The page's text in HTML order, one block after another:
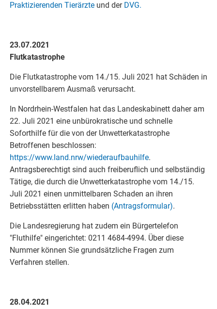
Praktizierenden Tierärzte und der DVG.
23.07.2021
Flutkatastrophe
Die Flutkatastrophe vom 14./15. Juli 2021 hat Schäden in
unvorstellbarem Ausmaß verursacht.
In Nordrhein-Westfalen hat das Landeskabinett daher am
22. Juli 2021 eine unbürokratische und schnelle
Soforthilfe für die von der Unwetterkatastrophe
Betroffenen beschlossen:
https://www.land.nrw/wiederaufbauhilfe.
Antragsberechtigt sind auch freiberuflich und selbständig
Tätige, die durch die Unwetterkatastrophe vom 14./15.
Juli 2021 einen unmittelbaren Schaden an ihren
Betriebsstätten erlitten haben (Antragsformular).
Die Landesregierung hat zudem ein Bürgertelefon
"Fluthilfe" eingerichtet: 0211 4684-4994. Über diese
Nummer können Sie grundsätzliche Fragen zum
Verfahren stellen.
28.04.2021